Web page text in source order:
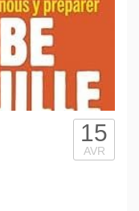
15
AVR